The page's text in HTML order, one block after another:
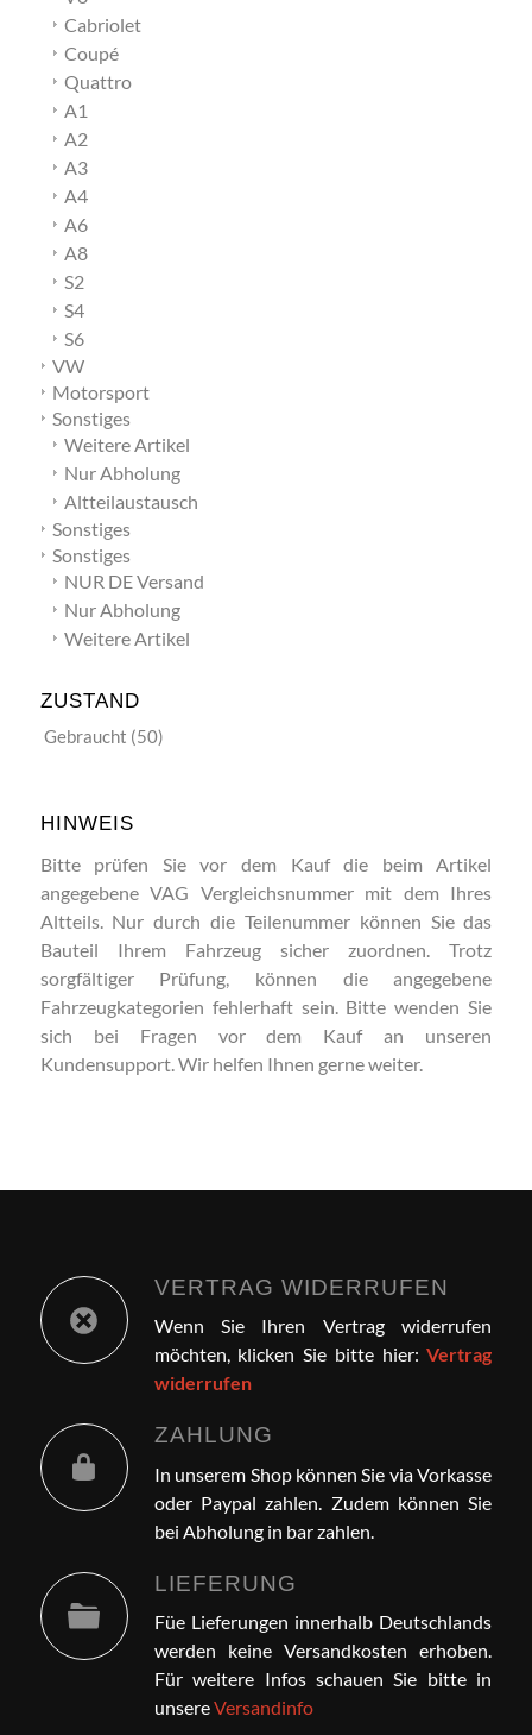
Cabriolet
Coupé
Quattro
A1
A2
A3
A4
A6
A8
S2
S4
S6
VW
Motorsport
Sonstiges
Weitere Artikel
Nur Abholung
Altteilaustausch
Sonstiges
Sonstiges
NUR DE Versand
Nur Abholung
Weitere Artikel
ZUSTAND
Gebraucht (50)
HINWEIS
Bitte prüfen Sie vor dem Kauf die beim Artikel
angegebene VAG Vergleichsnummer mit dem Ihres
Altteils. Nur durch die Teilenummer können Sie das
Bauteil Ihrem Fahrzeug sicher zuordnen. Trotz
sorgfältiger Prüfung, können die angegebene
Fahrzeugkategorien fehlerhaft sein. Bitte wenden Sie
sich bei Fragen vor dem Kauf an unseren
Kundensupport. Wir helfen Ihnen gerne weiter.
VERTRAG WIDERRUFEN
Wenn Sie Ihren Vertrag widerrufen
möchten, klicken Sie bitte hier:Vertrag
widerrufen
ZAHLUNG
In unserem Shop können Sie via Vorkasse
oder Paypal zahlen. Zudem können Sie
bei Abholung in bar zahlen.
LIEFERUNG
Füe Lieferungen innerhalb Deutschlands
werden keine Versandkosten erhoben.
Für weitere Infos schauen Sie bitte in
unsereVersandinfo